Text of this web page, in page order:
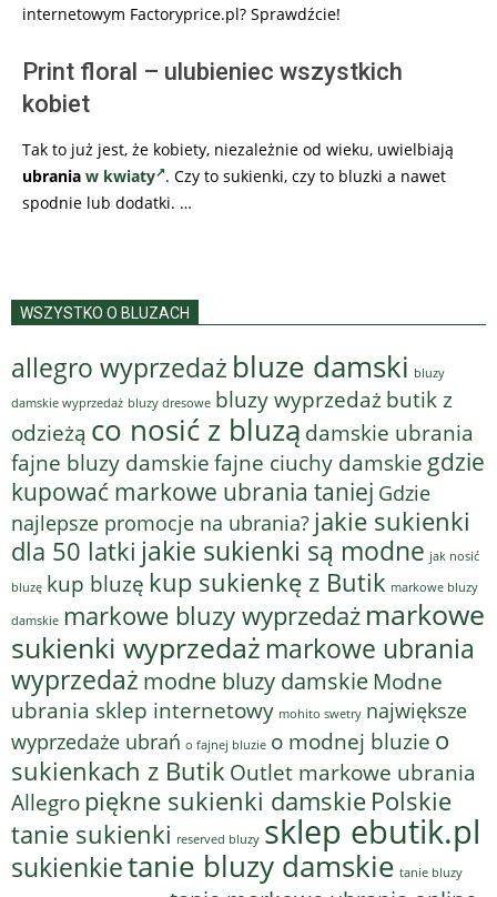
internetowym Factoryprice.pl? Sprawdźcie!
Print floral – ulubieniec wszystkich
kobiet
Tak to już jest, że kobiety, niezależnie od wieku, uwielbiają
ubrania w kwiaty . Czy to sukienki, czy to bluzki a nawet
spodnie lub dodatki. …
WSZYSTKO O BLUZACH
allegro wyprzedaż bluze damski bluzy
damskie wyprzedaż bluzy dresowe bluzy wyprzedaż butik z
odzieżą co nosić z bluzą damskie ubrania
fajne bluzy damskiefajne ciuchy damskie gdzie
kupować markowe ubrania taniej Gdzie
najlepsze promocje na ubrania? jakie sukienki
dla 50 latki jakie sukienki są modne jak nosić
bluzę kup bluzę kup sukienkę z Butik markowe bluzy
damskie markowe bluzy wyprzedaż markowe
sukienki wyprzedaż markowe ubrania
wyprzedaż modne bluzy damskie Modne
ubrania sklep internetowy mohito swetry największe
wyprzedaże ubrań o fajnej bluzie o modnej bluzie o
sukienkach z Butik Outlet markowe ubrania
Allegropiękne sukienki damskie Polskie
tanie sukienki reserved bluzy sklep ebutik.pl
sukienkietanie bluzy damskie tanie bluzy